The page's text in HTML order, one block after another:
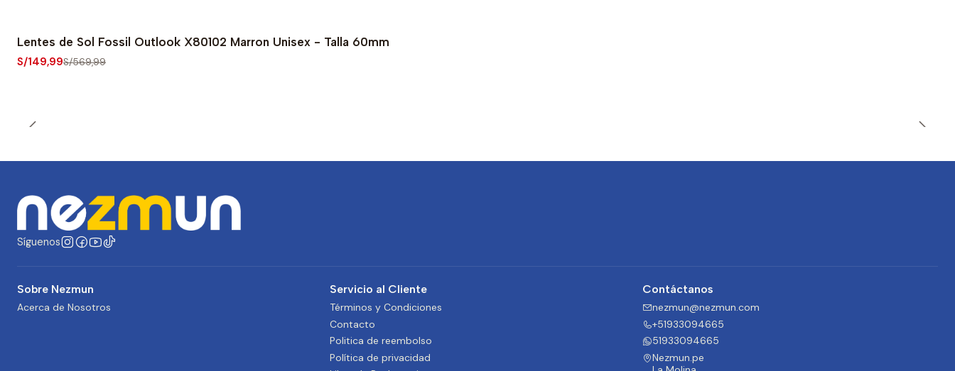
-74% OFF
Lentes de Sol Fossil Outlook X80102 Marron Unisex - Talla 60mm
S/149,99S/569,99
Síguenos
Sobre Nezmun
Acerca de Nosotros
Servicio al Cliente
Términos y Condiciones
Contacto
Politica de reembolso
Política de privacidad
Contáctanos
nezmun@nezmun.com
+51933094665
51933094665
Nezmun.pe